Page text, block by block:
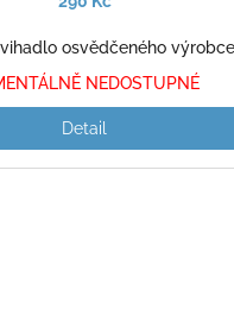
4,0
5
hvězdiček.
osvědčeného výrobce
NEDOSTUPNÉ
Detail